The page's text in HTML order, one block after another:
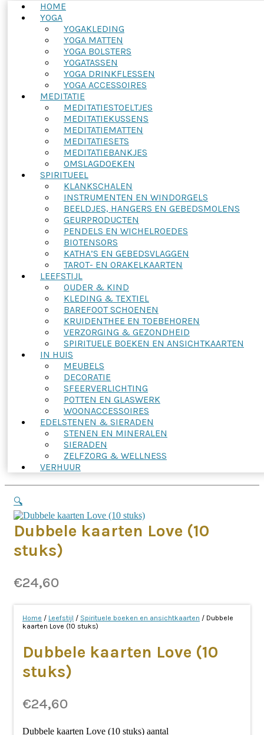
HOME
YOGA
YOGAKLEDING
YOGA MATTEN
YOGA BOLSTERS
YOGATASSEN
YOGA DRINKFLESSEN
YOGA ACCESSOIRES
MEDITATIE
MEDITATIESTOELTJES
MEDITATIEKUSSENS
MEDITATIEMATTEN
MEDITATIESETS
MEDITATIEBANKJES
OMSLAGDOEKEN
SPIRITUEEL
KLANKSCHALEN
INSTRUMENTEN EN WINDORGELS
BEELDJES, HANGERS EN GEBEDSMOLENS
GEURPRODUCTEN
PENDELS EN WICHELROEDES
BIOTENSORS
KATHA’S EN GEBEDSVLAGGEN
TAROT- EN ORAKELKAARTEN
LEEFSTIJL
OUDER & KIND
KLEDING & TEXTIEL
BAREFOOT SCHOENEN
KRUIDENTHEE EN TOEBEHOREN
VERZORGING & GEZONDHEID
SPIRITUELE BOEKEN EN ANSICHTKAARTEN
IN HUIS
MEUBELS
DECORATIE
SFEERVERLICHTING
POTTEN EN GLASWERK
WOONACCESSOIRES
EDELSTENEN & SIERADEN
STENEN EN MINERALEN
SIERADEN
ZELFZORG & WELLNESS
VERHUUR
🔍
Dubbele kaarten Love (10
stuks)
€24,60
Home / Leefstijl / Spirituele boeken en ansichtkaarten / Dubbele
kaarten Love (10 stuks)
Dubbele kaarten Love (10
stuks)
€24,60
Dubbele kaarten Love (10 stuks) aantal